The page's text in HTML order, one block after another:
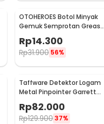
OTOHEROES Botol Minyak
Gemuk Semprotan Grease
Gun 250ml - Q001
Rp14.300
Rp31.900 56%
Taffware Detektor Logam
Metal Pinpointer Garrett
Waterproof - 1166000
Rp82.000
Rp129.90037%